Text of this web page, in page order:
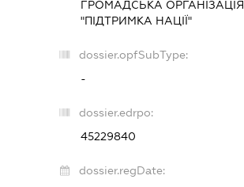
ГРОМАДСЬКА ОРГАНІЗАЦІЯ
"ПІДТРИМКА НАЦІЇ"
dossier.opfSubType:
-
dossier.edrpo:
45229840
dossier.regDate: